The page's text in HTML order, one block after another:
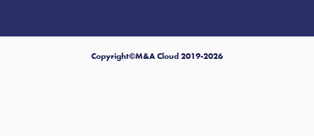
Copyright©M&A Cloud 2019-2026